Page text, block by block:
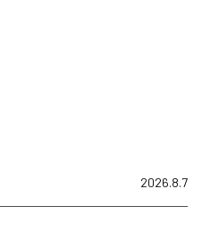
2026.8.7